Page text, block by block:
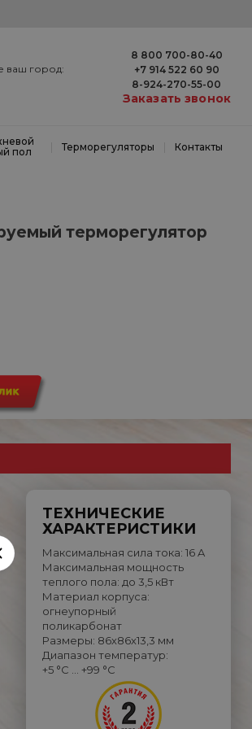
ваш город:
8 800 700-80-40
+7 914 522 60 90
8-924-270-55-00
Заказать звонок
пол
Терморегуляторы Контакты
терморегулятор
ТЕХНИЧЕСКИЕ
ХАРАКТЕРИСТИКИ
Максимальная сила тока: 16 A
Максимальная мощность
теплого пола: до 3,5 кВт
Материал корпуса:
огнеупорный
поликарбонат
Размеры: 86х86х13,3 мм
Диапазон температур:
+5 °C … +99 °C